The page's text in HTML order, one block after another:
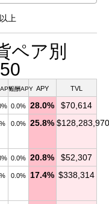
以上
ペア別
報酬APY APY TVL
0.0% 28.0% $70,614
0.0% 25.8% $128,283,970
0.0% 20.8% $52,307
0.0% 17.4% $338,314